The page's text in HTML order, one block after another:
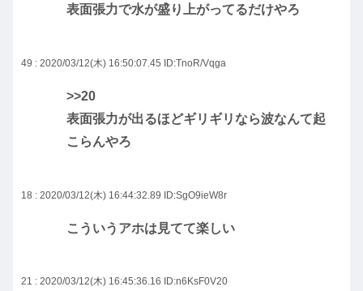
表面張力で水が盛り上がってるだけやろ
49 : 2020/03/12(木) 16:50:07.45 ID:TnoR/Vqga
>>20
表面張力が出るほどギリギリなら波なんて起
こらんやろ
18 : 2020/03/12(木) 16:44:32.89 ID:SgO9ieW8r
こういうアホは見てて楽しい
21 : 2020/03/12(木) 16:45:36.16 ID:n6KsF0V20